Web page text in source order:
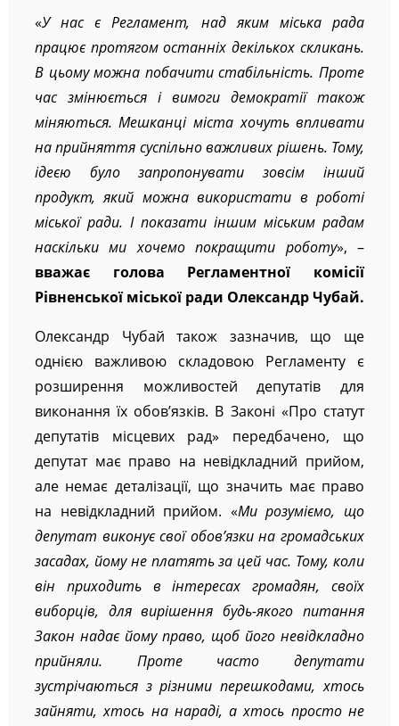
«У нас є Регламент, над яким міська рада
працює протягом останніх декількох скликань.
В цьому можна побачити стабільність. Проте
час змінюється і вимоги демократії також
міняються. Мешканці міста хочуть впливати
на прийняття суспільно важливих рішень. Тому,
ідеєю було запропонувати зовсім інший
продукт, який можна використати в роботі
міської ради. І показати іншим міським радам
наскільки ми хочемо покращити роботу», –
вважає голова Регламентної комісії
Рівненської міської ради Олександр Чубай.
Олександр Чубай також зазначив, що ще
однією важливою складовою Регламенту є
розширення можливостей депутатів для
виконання їх обов’язків. В Законі «Про статут
депутатів місцевих рад» передбачено, що
депутат має право на невідкладний прийом,
але немає деталізації, що значить має право
на невідкладний прийом. «Ми розуміємо, що
депутат виконує свої обов’язки на громадських
засадах, йому не платять за цей час. Тому, коли
він приходить в інтересах громадян, своїх
виборців, для вирішення будь-якого питання
Закон надає йому право, щоб його невідкладно
прийняли. Проте часто депутати
зустрічаються з різними перешкодами, хтось
зайняти, хтось на нараді, а хтось просто не